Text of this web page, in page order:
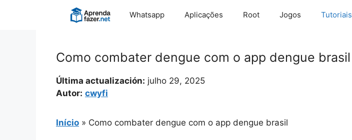
Whatsapp Aplicações Root Jogos Tutoriais
Como combater dengue com o app dengue brasil
Última actualización: julho 29, 2025
Autor: cwyfi
Início » Como combater dengue com o app dengue brasil